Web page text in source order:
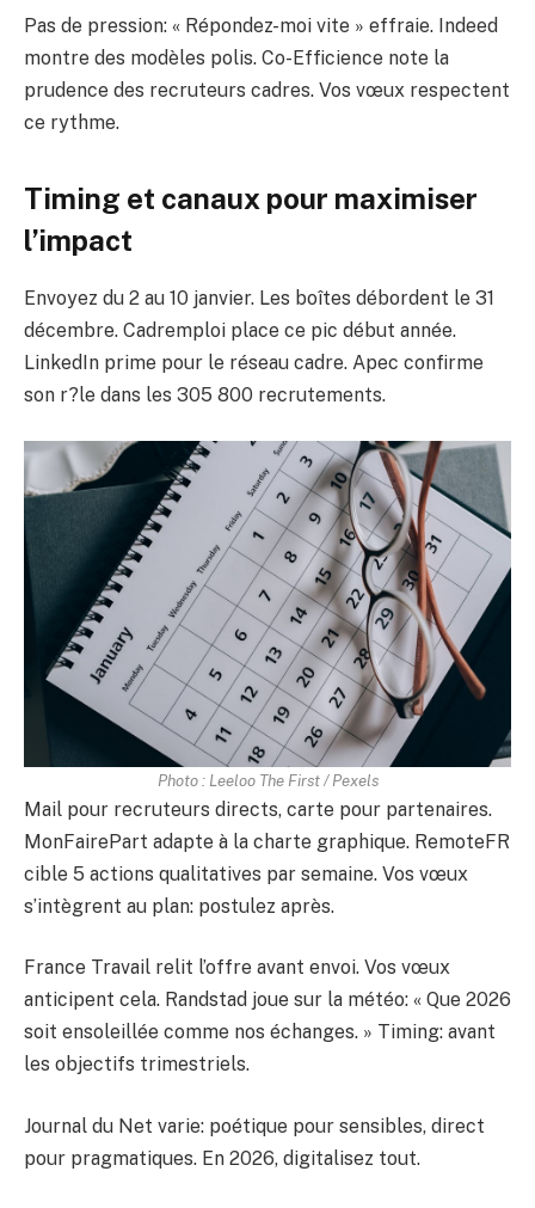
Pas de pression: « Répondez-moi vite » effraie. Indeed
montre des modèles polis. Co-Efficience note la
prudence des recruteurs cadres. Vos vœux respectent
ce rythme.
Timing et canaux pour maximiser
l’impact
Envoyez du 2 au 10 janvier. Les boîtes débordent le 31
décembre. Cadremploi place ce pic début année.
LinkedIn prime pour le réseau cadre. Apec confirme
son r?le dans les 305 800 recrutements.
Photo : Leeloo The First / Pexels
Mail pour recruteurs directs, carte pour partenaires.
MonFairePart adapte à la charte graphique. RemoteFR
cible 5 actions qualitatives par semaine. Vos vœux
s’intègrent au plan: postulez après.
France Travail relit l’offre avant envoi. Vos vœux
anticipent cela. Randstad joue sur la météo: « Que 2026
soit ensoleillée comme nos échanges. » Timing: avant
les objectifs trimestriels.
Journal du Net varie: poétique pour sensibles, direct
pour pragmatiques. En 2026, digitalisez tout.